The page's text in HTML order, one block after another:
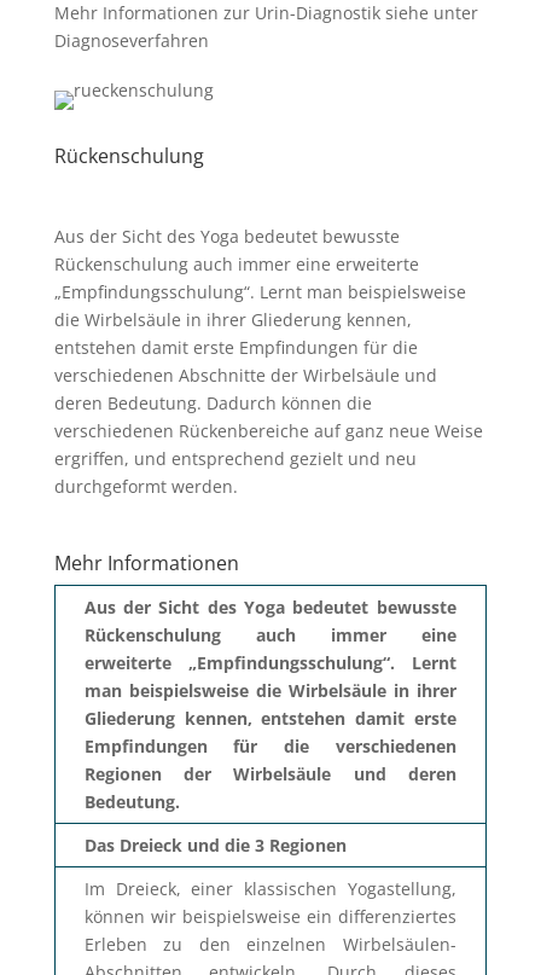
Mehr Informationen zur Urin-Diagnostik siehe unter
Diagnoseverfahren
Rückenschulung
Aus der Sicht des Yoga bedeutet bewusste
Rückenschulung auch immer eine erweiterte
„Empfindungsschulung“. Lernt man beispielsweise
die Wirbelsäule in ihrer Gliederung kennen,
entstehen damit erste Empfindungen für die
verschiedenen Abschnitte der Wirbelsäule und
deren Bedeutung. Dadurch können die
verschiedenen Rückenbereiche auf ganz neue Weise
ergriffen, und entsprechend gezielt und neu
durchgeformt werden.
Mehr Informationen
Aus der Sicht des Yoga bedeutet bewusste
Rückenschulung auch immer eine
erweiterte „Empfindungsschulung“. Lernt
man beispielsweise die Wirbelsäule in ihrer
Gliederung kennen, entstehen damit erste
Empfindungen für die verschiedenen
Regionen der Wirbelsäule und deren
Bedeutung.
Das Dreieck und die 3 Regionen
Im Dreieck, einer klassischen Yogastellung,
können wir beispielsweise ein differenziertes
Erleben zu den einzelnen Wirbelsäulen-